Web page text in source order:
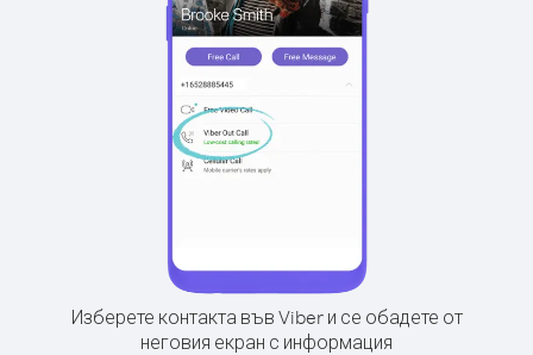
Изберете контакта във Viber и се обадете от
неговия екран с информация